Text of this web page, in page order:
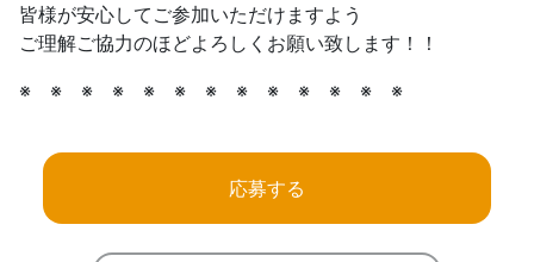
皆様が安心してご参加いただけますよう
ご理解ご協力のほどよろしくお願い致します！！
※ ※ ※ ※ ※ ※ ※ ※ ※ ※ ※ ※ ※
応募する